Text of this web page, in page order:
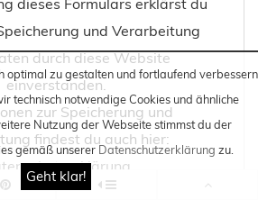
optimal zu gestalten und fortlaufend verbessern
technisch notwendige Cookies und ähnliche
Nutzung der Webseite stimmst du der
gemäß unserer Datenschutzerklärung zu.
Geht klar!